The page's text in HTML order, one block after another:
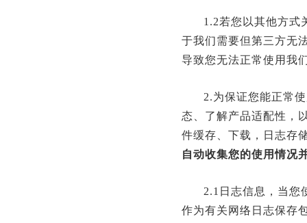
1.2若您以其他方式
于我们需要但第三方无
导致您无法正常使用我
2.为保证您能正常
态、了解产品适配性，
件缓存、下载，日志存
自动收集您的使用情况
2.1日志信息，当您
作为有关网络日志保存